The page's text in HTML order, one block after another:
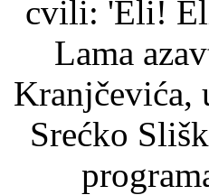
cvili: 'Eli!
Lama
Kranjčevića,
Srećko